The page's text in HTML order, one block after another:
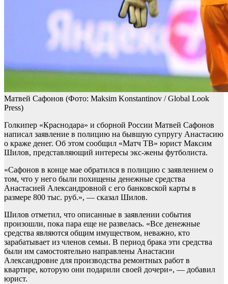
Матвей Сафонов (Фото: Maksim Konstantinov / Global Look
Press)
Голкипер «Краснодара» и сборной России Матвей Сафонов
написал заявление в полицию на бывшую супругу Анастасию
о краже денег. Об этом сообщил «Матч ТВ» юрист Максим
Шилов, представляющий интересы экс-жены футболиста.
«Сафонов в конце мае обратился в полицию с заявлением о
том, что у него были похищены денежные средства
Анастасией Александровной с его банковской карты в
размере 800 тыс. руб.», — сказал Шилов.
Шилов отметил, что описанные в заявлении события
произошли, пока пара еще не развелась. «Все денежные
средства являются общим имуществом, неважно, кто
зарабатывает из членов семьи. В период брака эти средства
были им самостоятельно направлены Анастасии
Александровне для производства ремонтных работ в
квартире, которую они подарили своей дочери», — добавил
юрист.